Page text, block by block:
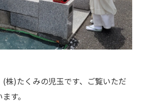
株)たくみの児玉です、ご覧いただ
す。